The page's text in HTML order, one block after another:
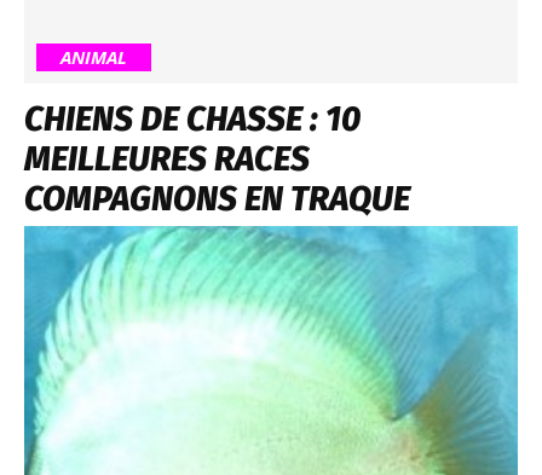
ANIMAL
CHIENS DE CHASSE : 10
MEILLEURES RACES
COMPAGNONS EN TRAQUE